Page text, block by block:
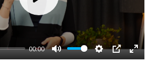
00:00
Mute Settings
PIP
Enter
Play